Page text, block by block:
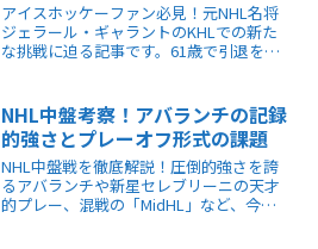
アイスホッケーファン必見！元NHL名将
ジェラール・ギャラントのKHLでの新た
な挑戦に迫る記事です。61歳で引退を否
越えた熱い挑戦の裏側を、ぜひご覧くだ
さい。
NHL中盤考察！アバランチの記録
的強さとプレーオフ形式の課題
NHL中盤戦を徹底解説！圧倒的強さを誇
るアバランチや新星セレブリーニの天才
的プレー、混戦の「MidHL」など、今季